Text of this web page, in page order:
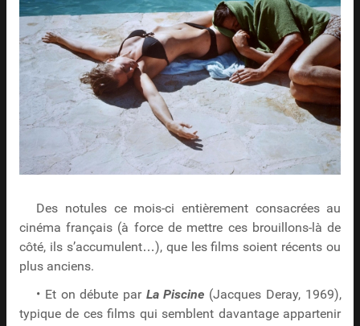
Des notules ce mois-ci entièrement consacrées au
cinéma français (à force de mettre ces brouillons-là de
côté, ils s’accumulent…), que les films soient récents ou
plus anciens.
• Et on débute par La Piscine (Jacques Deray, 1969),
typique de ces films qui semblent davantage appartenir